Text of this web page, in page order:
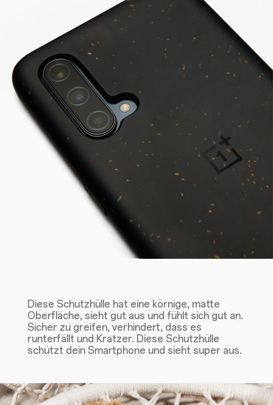
Diese Schutzhülle hat eine körnige, matte
Oberfläche, sieht gut aus und fühlt sich gut an.
Sicher zu greifen, verhindert, dass es
runterfällt und Kratzer. Diese Schutzhülle
schützt dein Smartphone und sieht super aus.